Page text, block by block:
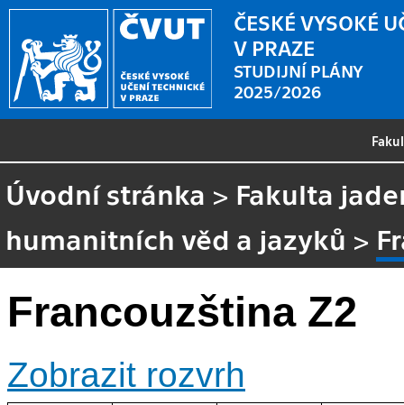
ČESKÉ VYSOKÉ
V PRAZE
STUDIJNÍ PLÁNY
2025/2026
Úvodní stránka > Fakulta
humanitních věd a jazyků >
Francouzština Z2
Zobrazit rozvrh